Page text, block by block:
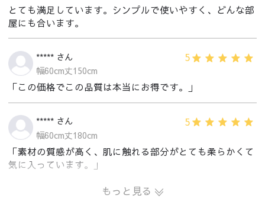
とても満足しています。シンプルで使いやすく、どんな部
屋にも合います。
***** さん 5
幅60cm丈150cm
「この価格でこの品質は本当にお得です。」
***** さん 5
幅60cm丈180cm
「素材の質感が高く、肌に触れる部分がとても柔らかくて
気に入っています。」
もっと見る